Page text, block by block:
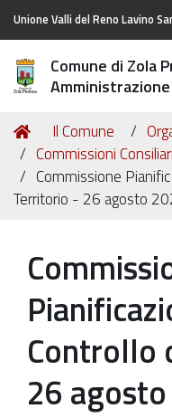
Unione Valli del Reno Lavino
Comune di Zola
Tu
sei
qui:
Home
Il Comune
Commissioni Consiliari
Commissione
Territorio - 26 agosto
Controllo
26